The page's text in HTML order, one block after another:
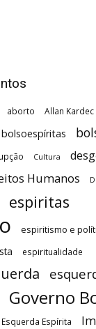
aborto Allan Kardec
bolsoespíritas
Cultura
Humanos
espiritas
espiritismo e
espiritualidade
Governo
Espírita